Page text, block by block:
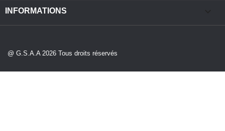
INFORMATIONS
@ G.S.A.A 2026 Tous droits réservés